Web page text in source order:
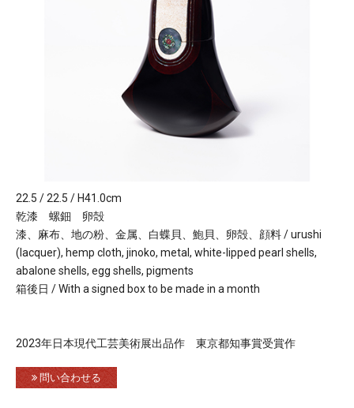
22.5 / 22.5 / H41.0cm
乾漆 螺鈿 卵殻
漆、麻布、地の粉、金属、白蝶貝、鮑貝、卵殻、顔料 / urushi
(lacquer), hemp cloth, jinoko, metal, white-lipped pearl shells,
abalone shells, egg shells, pigments
箱後日 / With a signed box to be made in a month
2023年日本現代工芸美術展出品作 東京都知事賞受賞作
問い合わせる